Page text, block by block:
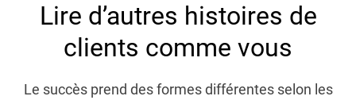
Lire d’autres histoires de
clients comme vous
Le succès prend des formes différentes selon les